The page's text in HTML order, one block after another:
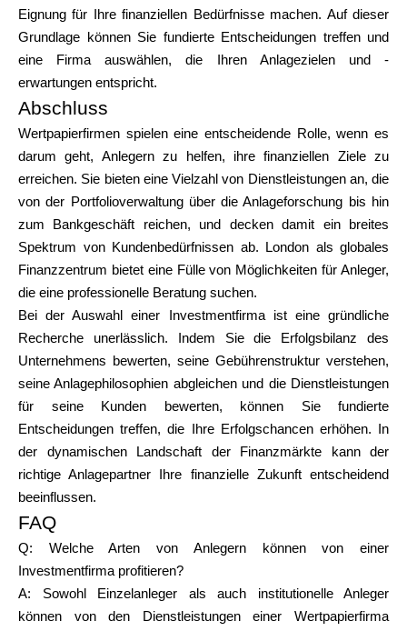
Eignung für Ihre finanziellen Bedürfnisse machen. Auf dieser
Grundlage können Sie fundierte Entscheidungen treffen und
eine Firma auswählen, die Ihren Anlagezielen und -
erwartungen entspricht.
Abschluss
Wertpapierfirmen spielen eine entscheidende Rolle, wenn es
darum geht, Anlegern zu helfen, ihre finanziellen Ziele zu
erreichen. Sie bieten eine Vielzahl von Dienstleistungen an, die
von der Portfolioverwaltung über die Anlageforschung bis hin
zum Bankgeschäft reichen, und decken damit ein breites
Spektrum von Kundenbedürfnissen ab. London als globales
Finanzzentrum bietet eine Fülle von Möglichkeiten für Anleger,
die eine professionelle Beratung suchen.
Bei der Auswahl einer Investmentfirma ist eine gründliche
Recherche unerlässlich. Indem Sie die Erfolgsbilanz des
Unternehmens bewerten, seine Gebührenstruktur verstehen,
seine Anlagephilosophien abgleichen und die Dienstleistungen
für seine Kunden bewerten, können Sie fundierte
Entscheidungen treffen, die Ihre Erfolgschancen erhöhen. In
der dynamischen Landschaft der Finanzmärkte kann der
richtige Anlagepartner Ihre finanzielle Zukunft entscheidend
beeinflussen.
FAQ
Q: Welche Arten von Anlegern können von einer
Investmentfirma profitieren?
A: Sowohl Einzelanleger als auch institutionelle Anleger
können von den Dienstleistungen einer Wertpapierfirma